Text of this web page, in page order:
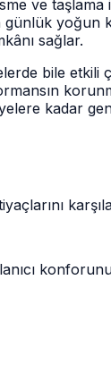
ve
günlük
sağlar.
bile
kadar
konforunu